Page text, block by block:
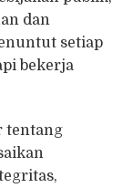
dan
setiap
bekerja
tentang